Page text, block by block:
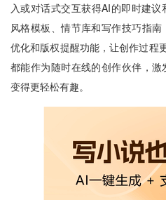
入或对话式交互获得AI的即时建
风格模板、情节库和写作技巧指
优化和版权提醒功能，让创作过程
都能作为随时在线的创作伙伴，
变得更轻松有趣。